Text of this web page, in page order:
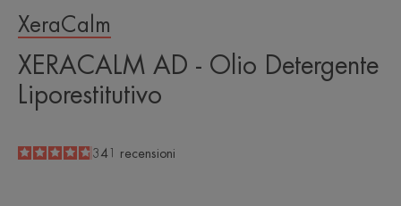
XeraCalm
XERACALM AD - Olio Detergente
Liporestitutivo
4.8
/
5
341 recensioni